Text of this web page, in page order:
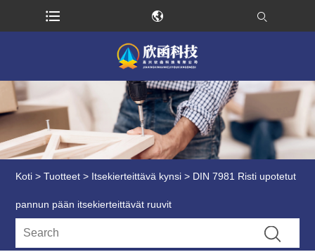
Koti > Tuotteet > Itsekierteittävä kynsi > DIN 7981 Risti upotetut
pannun pään itsekierteittävät ruuvit